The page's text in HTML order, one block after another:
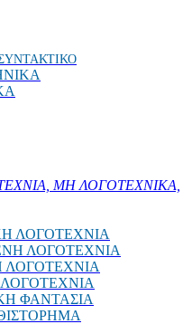
ΜΗ ΛΟΓΟΤΕΧΝΙΚΑ,
ΛΟΓΟΤΕΧΝΙΑ
ΛΟΓΟΤΕΧΝΙΑ
ΦΑΝΤΑΣΙΑ